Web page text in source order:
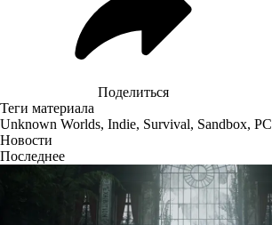
Поделиться
Теги материала
Unknown Worlds, Indie, Survival, Sandbox, PC
Новости
Последнее